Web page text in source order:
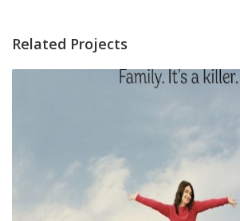
Related Projects